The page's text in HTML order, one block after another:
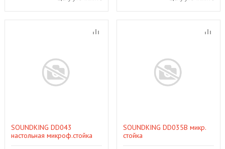
SOUNDKING DD043
настольная микроф.стойка
SOUNDKING DD035B микр.
стойка